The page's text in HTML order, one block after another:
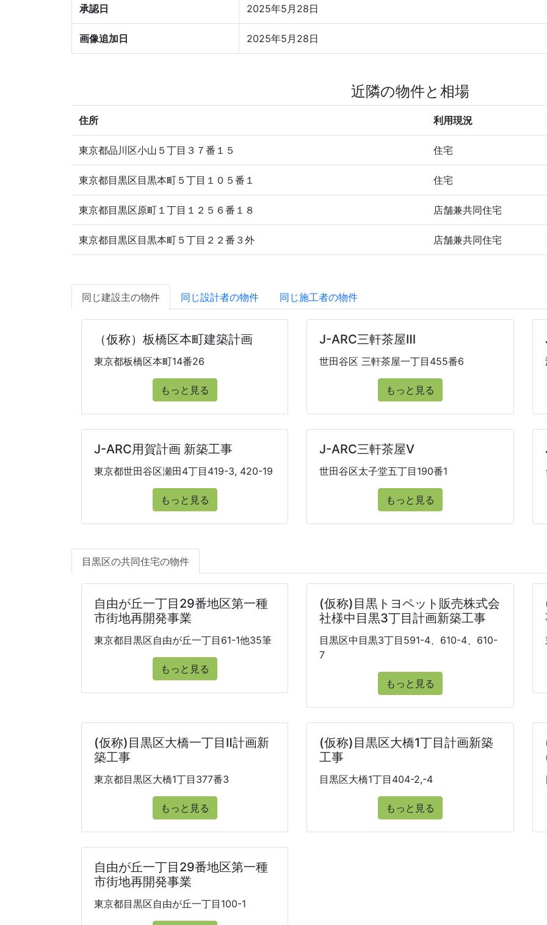
承認日 2025年5月28日
画像追加日 2025年5月28日
近隣の物件と相場
住所 利用現況
東京都品川区小山５丁目３７番１５ 住宅
東京都目黒区目黒本町５丁目１０５番１ 住宅
東京都目黒区原町１丁目１２５６番１８ 店舗兼共同住宅
東京都目黒区目黒本町５丁目２２番３外 店舗兼共同住宅
同じ建設主の物件 同じ設計者の物件 同じ施工者の物件
（仮称）板橋区本町建築計画
東京都板橋区本町14番26
もっと見る
J-ARC三軒茶屋Ⅲ
世田谷区 三軒茶屋一丁目455番6
もっと見る
J-ARC用賀計画 新築工事
東京都世田谷区瀬田4丁目419-3, 420-19
もっと見る
J-ARC三軒茶屋Ⅴ
世田谷区太子堂五丁目190番1
もっと見る
目黒区の共同住宅の物件
自由が丘一丁目29番地区第一種
市街地再開発事業
東京都目黒区自由が丘一丁目61-1他35筆
もっと見る
(仮称)目黒トヨペット販売株式会
社様中目黒3丁目計画新築工事
目黒区中目黒3丁目591-4、610-4、610-
7
もっと見る
(仮称)目黒区大橋一丁目Ⅱ計画新
築工事
東京都目黒区大橋1丁目377番3
もっと見る
(仮称)目黒区大橋1丁目計画新築
工事
目黒区大橋1丁目404-2,-4
もっと見る
自由が丘一丁目29番地区第一種
市街地再開発事業
東京都目黒区自由が丘一丁目100-1